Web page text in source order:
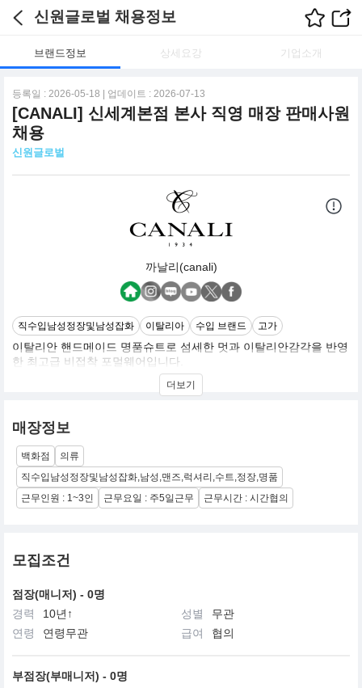
신원글로벌 채용정보
브랜드정보 상세요강 기업소개
등록일 : 2026-05-18 | 업데이트 : 2026-07-13
[CANALI] 신세계본점 본사 직영 매장 판매사원
채용
신원글로벌
까날리(canali)
직수입남성정장및남성잡화 이탈리아 수입 브랜드 고가
이탈리안 핸드메이드 명품슈트로 섬세한 멋과 이탈리안감각을 반영
한 최고급 비접착 포멀웨어입니다.
더보기
매장정보
백화점
의류
직수입남성정장및남성잡화,남성,맨즈,럭셔리,수트,정장,명품
근무인원 : 1~3인
근무요일 : 주5일근무 근무시간 : 시간협의
모집조건
점장(매니저) - 0명
경력
10년↑ 성별
무관
연령
연령무관 급여 협의
부점장(부매니저) - 0명